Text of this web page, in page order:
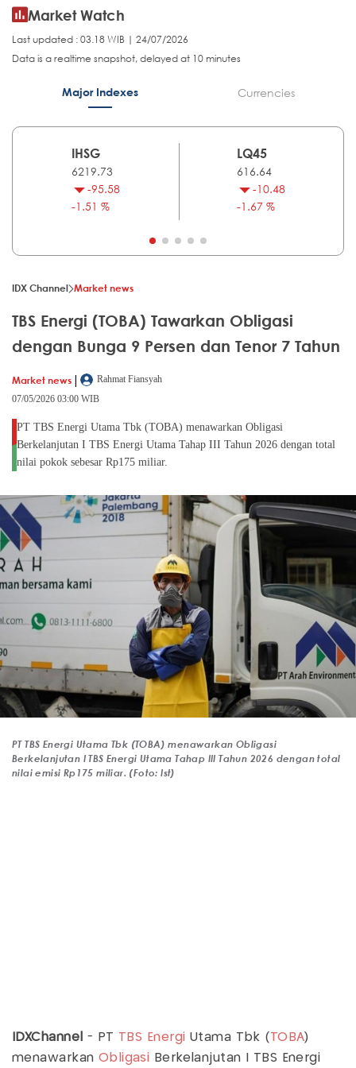
Market Watch
Last updated : 03.18 WIB | 24/07/2026
Data is a realtime snapshot, delayed at 10 minutes
Major Indexes Currencies
IHSG
6219.73
-95.58
-1.51 %
LQ45
616.64
-10.48
-1.67 %
IDX Channel Market news
TBS Energi (TOBA) Tawarkan Obligasi
dengan Bunga 9 Persen dan Tenor 7 Tahun
Market news |
Rahmat Fiansyah
07/05/2026 03:00 WIB
PT TBS Energi Utama Tbk (TOBA) menawarkan Obligasi
Berkelanjutan I TBS Energi Utama Tahap III Tahun 2026 dengan total
nilai pokok sebesar Rp175 miliar.
PT TBS Energi Utama Tbk (TOBA) menawarkan Obligasi
Berkelanjutan I TBS Energi Utama Tahap III Tahun 2026 dengan total
nilai emisi Rp175 miliar. (Foto: Ist)
IDXChannel - PT TBS Energi Utama Tbk ( TOBA)
menawarkan Obligasi Berkelanjutan I TBS Energi